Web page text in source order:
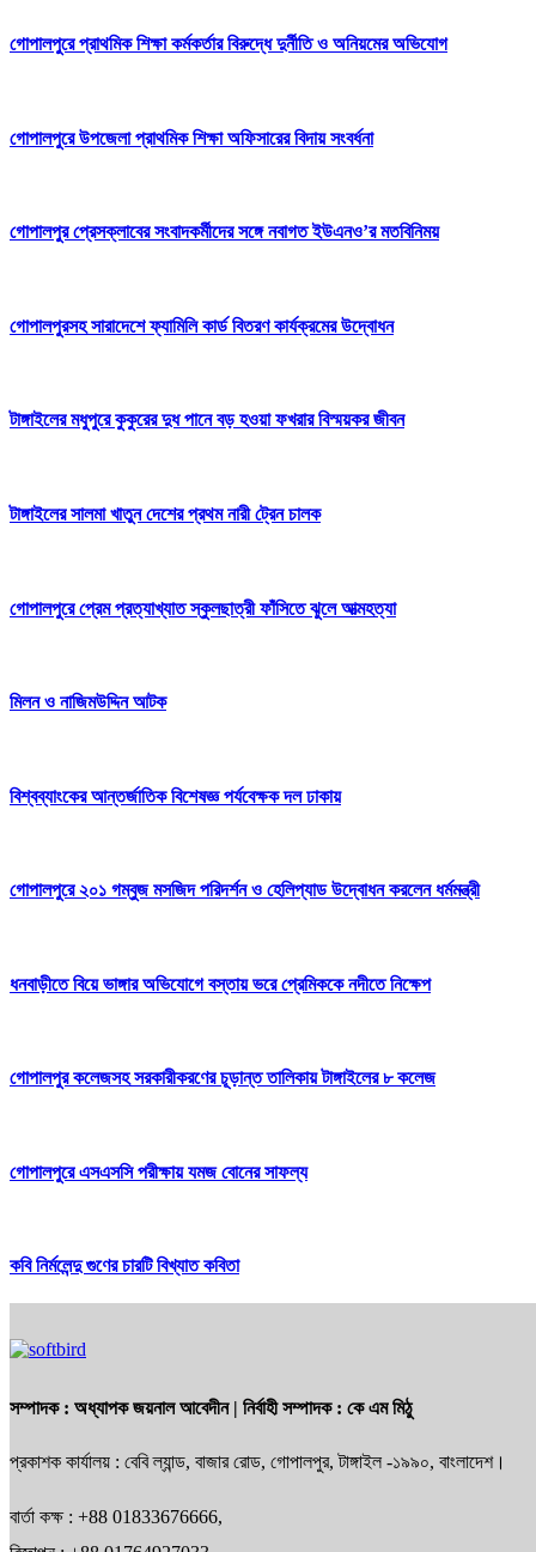
গোপালপুরে প্রাথমিক শিক্ষা কর্মকর্তার বিরুদ্ধে দুর্নীতি ও অনিয়মের অভিযোগ
গোপালপুরে উপজেলা প্রাথমিক শিক্ষা অফিসারের বিদায় সংবর্ধনা
গোপালপুর প্রেসক্লাবের সংবাদকর্মীদের সঙ্গে নবাগত ইউএনও’র মতবিনিময়
গোপালপুরসহ সারাদেশে ফ্যামিলি কার্ড বিতরণ কার্যক্রমের উদ্বোধন
টাঙ্গাইলের মধুপুরে কুকুরের দুধ পানে বড় হওয়া ফখরার বিস্ময়কর জীবন
টাঙ্গাইলের সালমা খাতুন দেশের প্রথম নারী ট্রেন চালক
গোপালপুরে প্রেম প্রত্যাখ্যাত স্কুলছাত্রী ফাঁসিতে ঝুলে আত্মহত্যা
মিলন ও নাজিমউদ্দিন আটক
বিশ্বব্যাংকের আন্তর্জাতিক বিশেষজ্ঞ পর্যবেক্ষক দল ঢাকায়
গোপালপুরে ২০১ গম্বুজ মসজিদ পরিদর্শন ও হেলিপ্যাড উদ্বোধন করলেন ধর্মমন্ত্রী
ধনবাড়ীতে বিয়ে ভাঙ্গার অভিযোগে বস্তায় ভরে প্রেমিককে নদীতে নিক্ষেপ
গোপালপুর কলেজসহ সরকারীকরণের চূড়ান্ত তালিকায় টাঙ্গাইলের ৮ কলেজ
গোপালপুরে এসএসসি পরীক্ষায় যমজ বোনের সাফল্য
কবি নির্মলেন্দু গুণের চারটি বিখ্যাত কবিতা
সম্পাদক : অধ্যাপক জয়নাল আবেদীন| নির্বাহী সম্পাদক : কে এম মিঠু
প্রকাশক কার্যালয় : বেবি ল্যান্ড, বাজার রোড, গোপালপুর, টাঙ্গাইল -১৯৯০, বাংলাদেশ।
বার্তা কক্ষ : +88 01833676666,